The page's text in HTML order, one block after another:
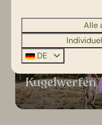
Kugelwerfen
Alle
DE